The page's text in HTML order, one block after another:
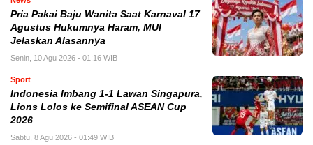
Pria Pakai Baju Wanita Saat Karnaval 17
Agustus Hukumnya Haram, MUI
Jelaskan Alasannya
Senin, 10 Agu 2026 - 01:16 WIB
Sport
Indonesia Imbang 1-1 Lawan Singapura,
Lions Lolos ke Semifinal ASEAN Cup
2026
Sabtu, 8 Agu 2026 - 01:49 WIB